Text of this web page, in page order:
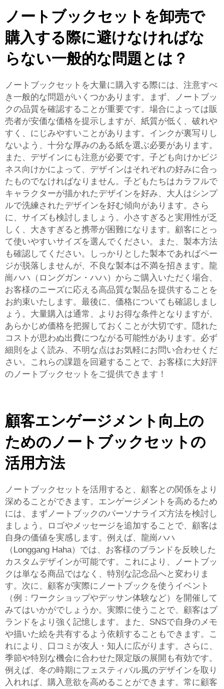
ノートブックセットを卸売で
購入する際に避けなければな
らない一般的な問題とは？
ノートブックセットを大量に購入する際には、注意すべ
き一般的な問題がいくつかあります。まず、ノートブッ
クの品質を確認することが重要です。場合によっては販
売者が安価な価格を提示しますが、紙質が低く、破れや
すく、にじみやすいことがあります。インクが裏写りし
ないよう、十分な厚みのある紙を選ぶ必要があります。
また、デザインにも注意が必要です。子ども向けかビジ
ネス向けかによって、デザインはそれぞれの好みに合っ
たものでなければなりません。子どもたちはカラフルで
キャラクターが描かれたデザインを好み、大人はシンプ
ルで洗練されたデザインを好む傾向があります。さら
に、サイズも検討しましょう。小さすぎると実用性が乏
しく、大きすぎると携帯が困難になります。顧客にとっ
て使いやすいサイズを選んでください。また、製本方法
も確認してください。しっかりとした製本であればペー
ジが脱落しませんが、不良な製本は不満を招きます。龍
崗ハハ（ロングガン・ハハ）からご購入いただく場合、
お客様のニーズに応える高品質な製品を提供することを
お約束いたします。最後に、価格についても確認しまし
ょう。大量購入は通常、よりお得な条件となりますが、
あらかじめ価格を把握しておくことが大切です。隠れた
コストが思わぬ出費につながる可能性があります。必ず
細則をよく読み、不明な点はお気軽にお問い合わせくだ
さい。これらの課題を回避することで、お客様に大好評
のノートブックセットをご提供できます！
顧客エンゲージメント向上の
ためのノートブックセットの
活用方法
ノートブックセットを活用すると、顧客との関係をより
深めることができます。エンゲージメントを高めるため
には、まずノートブックのパーソナライズ方法を検討し
ましょう。ロゴやメッセージを追加することで、顧客は
自身の価値を実感します。例えば、龍崗ハハ
（Longgang Haha）では、お客様のブランドを反映した
カスタムデザインが可能です。これにより、ノートブッ
クは単なる商品ではなく、特別な記念品へと変わりま
す。次に、顧客が実際にノートブックを使うイベント
（例：ワークショップやデッサン体験など）を開催して
みてはいかがでしょうか。実際に使うことで、顧客はブ
ランドをより強く記憶します。また、SNSで自身のメモ
や描いた絵を共有するよう依頼することもできます。こ
れにより、口コミが友人・知人に広がります。さらに、
季節や特別な機会に合わせた限定版の展開も有効です。
例えば、冬の時期にフェスティバル風のデザインを取り
入れれば、購入意欲を高めることができます。常に顧客